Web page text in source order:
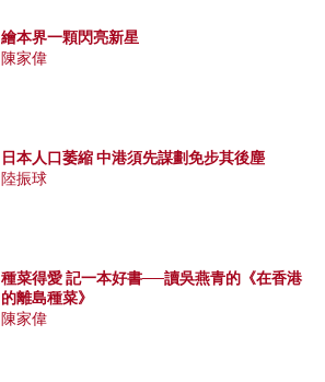
繪本界一顆閃亮新星
陳家偉
日本人口萎縮 中港須先謀劃免步其後塵
陸振球
種菜得愛 記一本好書──讀吳燕青的《在香港
的離島種菜》
陳家偉